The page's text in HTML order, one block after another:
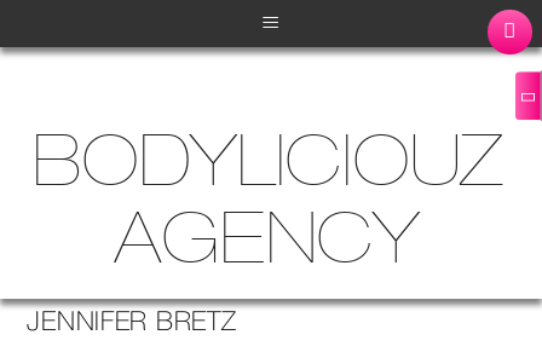
≡
BODYLICIOUZ
AGENCY
JENNIFER BRETZ